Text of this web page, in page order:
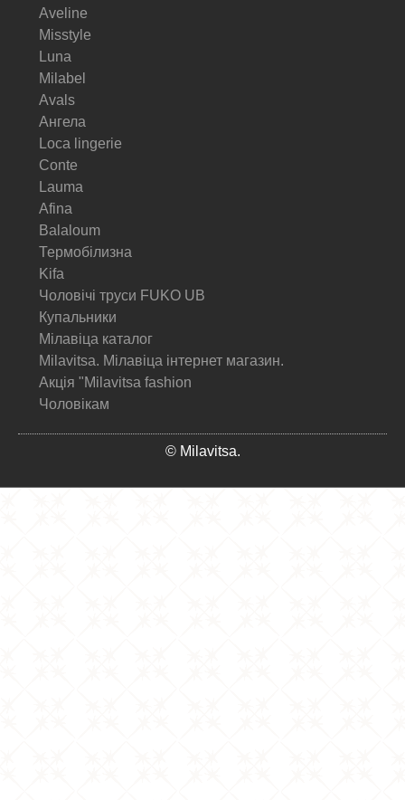
Aveline
Misstyle
Luna
Milabel
Avals
Ангела
Loca lingerie
Conte
Lauma
Afina
Balaloum
Термобілизна
Kifa
Чоловічі труси FUKO UB
Купальники
Мілавіца каталог
Milavitsa. Мілавіца інтернет магазин.
Акція "Milavitsa fashion
Чоловікам
© Milavitsa.